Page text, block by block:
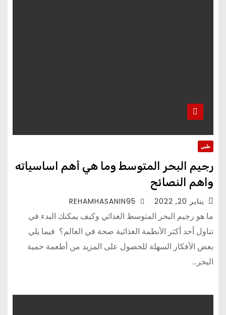
طبي
رجيم البحر المتوسط وما هي أهم اساسياته
واهم النصائح
يناير 20, 2022
ما هو رجيم البحر المتوسط ​​الغذائي وكيف يمكنك البدء في
تناول أحد أكثر الأنظمة الغذائية صحة في العالم؟ فيما يلي
بعض الأفكار السهلة للحصول على المزيد من أطعمة حمية
البحر…